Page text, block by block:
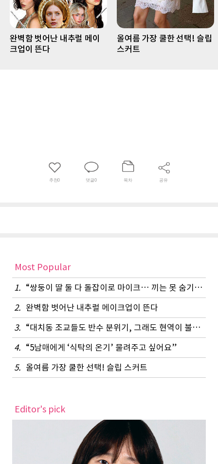
완벽함 벗어난 내추럴 메이
크업이 뜬다
올여름 가장 쿨한 선택! 슬립
스커트
추천0 댓글0 목차 공유
Most Popular
1.
“쌍둥이 딸 둘 다 돌잡이로 마이크… 끼는 못 숨기나 봐요”
2. 완벽함 벗어난 내추럴 메이크업이 뜬다
3.
“대치동 조교들도 반수 분위기, 그래도 현역이 불리하지 않은 이유”
4. “5남매에게 ‘식탁의 온기’ 물려주고 싶어요”
5. 올여름 가장 쿨한 선택! 슬립 스커트
Editor's pick